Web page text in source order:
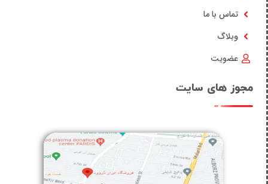
تماس با ما
وبلاگ
عضویت
مجوز های سایت